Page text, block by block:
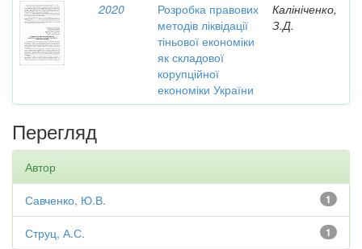
2020
Розробка правових
методів ліквідації
тіньової економіки
як складової
корупційної
економіки України
Калініченко,
З.Д.
Перегляд
Автор
1
Савченко, Ю.В.
1
Струц, А.С.